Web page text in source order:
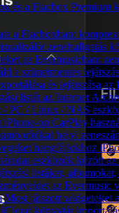
és a Flacbox Premium
a Flacboxban:
zenehallgatás
az Evermusicban:
a szünetmentes
és lejátszása
listát az Internet
/ PC / Linux / NAS
on CarPlay
helyi
hangfájlokhoz
eszközök között
listákat,
az Evermusic
játszott widgeteket
könyvtár